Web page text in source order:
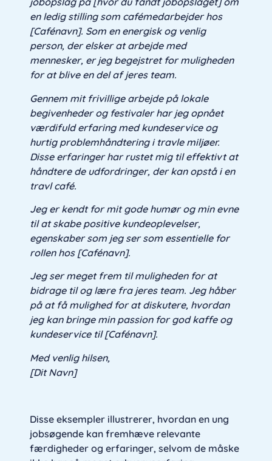
en ledig stilling som cafémedarbejder hos
[Cafénavn]. Som en energisk og venlig
person, der elsker at arbejde med
mennesker, er jeg begejstret for muligheden
for at blive en del af jeres team.
Gennem mit frivillige arbejde på lokale
begivenheder og festivaler har jeg opnået
værdifuld erfaring med kundeservice og
hurtig problemhåndtering i travle miljøer.
Disse erfaringer har rustet mig til effektivt at
håndtere de udfordringer, der kan opstå i en
travl café.
Jeg er kendt for mit gode humør og min evne
til at skabe positive kundeoplevelser,
egenskaber som jeg ser som essentielle for
rollen hos [Cafénavn].
Jeg ser meget frem til muligheden for at
bidrage til og lære fra jeres team. Jeg håber
på at få mulighed for at diskutere, hvordan
jeg kan bringe min passion for god kaffe og
kundeservice til [Cafénavn].
Med venlig hilsen,
[Dit Navn]
Disse eksempler illustrerer, hvordan en ung
jobsøgende kan fremhæve relevante
færdigheder og erfaringer, selvom de måske